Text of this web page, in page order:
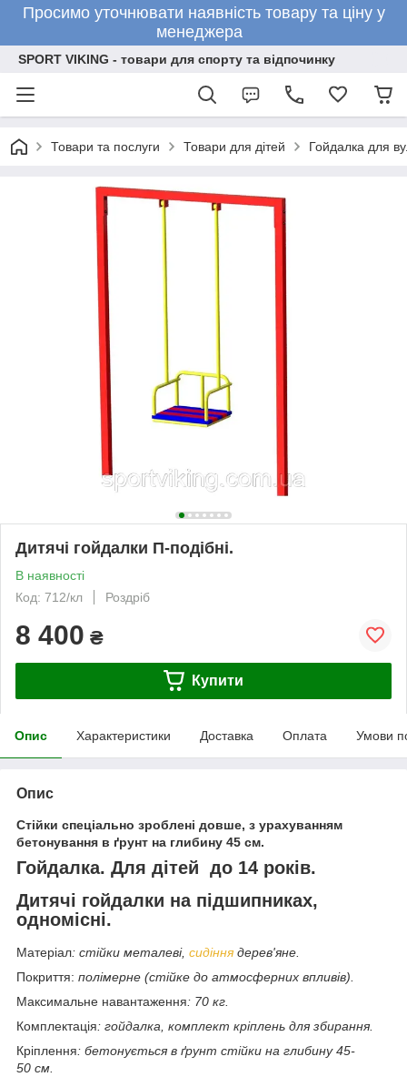
Просимо уточнювати наявність товару та ціну у
менеджера
SPORT VIKING - товари для спорту та відпочинку
Товари та послуги Товари для дітей Гойдалка для
Дитячі гойдалки П-подібні.
В наявності
Код: 712/кл
Роздріб
8 400 ₴
Купити
Опис Характеристики Доставка Оплата Умови
Опис
Стійки спеціально зроблені довше, з урахуванням
бетонування в ґрунт на глибину 45 см.
Гойдалка. Для дітей до 14 років.
Дитячі гойдалки на підшипниках,
одномісні.
Матеріал: стійки металеві, сидіння дерев'яне.
Покриття: полімерне (стійке до атмосферних впливів).
Максимальне навантаження: 70 кг.
Комплектація: гойдалка, комплект кріплень для збирання.
Кріплення: бетонується в ґрунт стійки на глибину 45-
50 см.